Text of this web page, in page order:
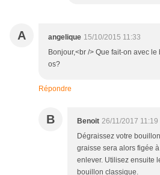
A angelique 15/10/2015 11:33
Bonjour,<br /> Que fait-on avec
os?
Répondre
B Benoit 26/11/2017 11:19
Dégraissez votre
graisse sera alors figée
enlever. Utilisez ensuite
bouillon classique.